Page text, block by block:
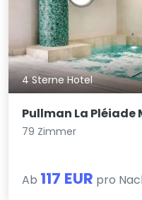
4 Sterne Hotel
Pullman La
79 Zimmer
Ab 117 EUR pro